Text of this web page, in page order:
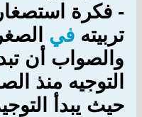
- فكرة
تربيته في
والصواب أن تبدأ
التوجيه منذ
حيث يبدأ